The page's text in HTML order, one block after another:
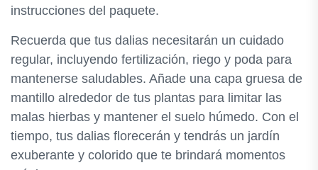
instrucciones del paquete.
Recuerda que tus dalias necesitarán un cuidado
regular, incluyendo fertilización, riego y poda para
mantenerse saludables. Añade una capa gruesa de
mantillo alrededor de tus plantas para limitar las
malas hierbas y mantener el suelo húmedo. Con el
tiempo, tus dalias florecerán y tendrás un jardín
exuberante y colorido que te brindará momentos